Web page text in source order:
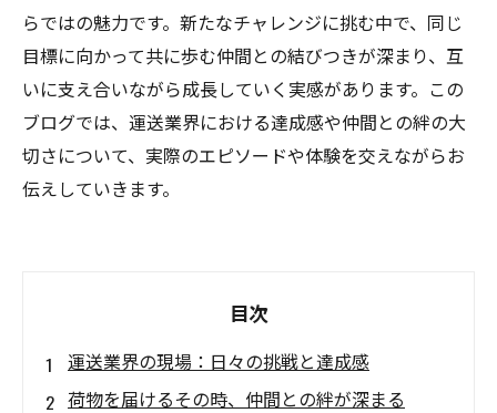
らではの魅力です。新たなチャレンジに挑む中で、同じ
目標に向かって共に歩む仲間との結びつきが深まり、互
いに支え合いながら成長していく実感があります。この
ブログでは、運送業界における達成感や仲間との絆の大
切さについて、実際のエピソードや体験を交えながらお
伝えしていきます。
目次
運送業界の現場：日々の挑戦と達成感
荷物を届けるその時、仲間との絆が深まる